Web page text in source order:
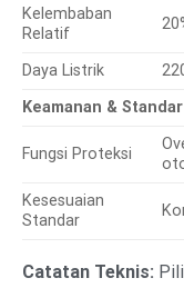
Kelembaban
Relatif
Daya Listrik
Keamanan & Standar
Fungsi Proteksi
Kesesuaian
Standar
Catatan Teknis: